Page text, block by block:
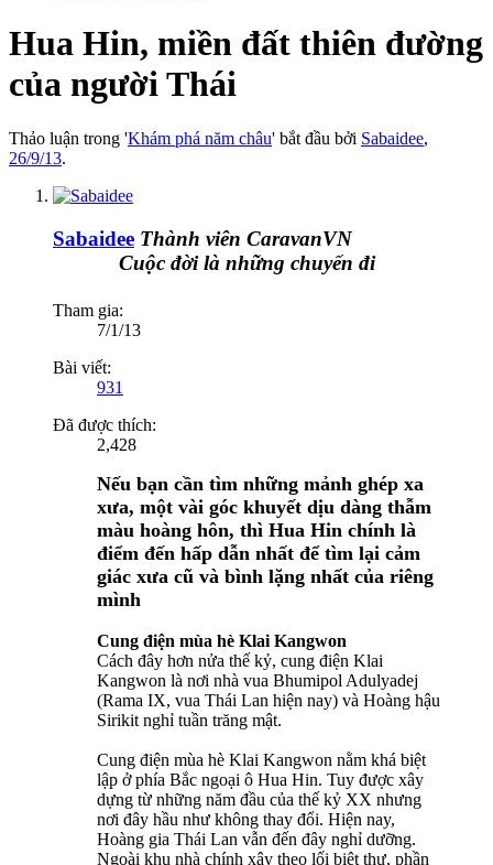
Hua Hin, miền đất thiên đường
của người Thái
Thảo luận trong 'Khám phá năm châu' bắt đầu bởi Sabaidee,
26/9/13.
Sabaidee Thành viên CaravanVN
Cuộc đời là những chuyến đi
Tham gia:
7/1/13
Bài viết:
931
Đã được thích:
2,428
Nếu bạn cần tìm những mảnh ghép xa
xưa, một vài góc khuyết dịu dàng thẫm
màu hoàng hôn, thì Hua Hin chính là
điểm đến hấp dẫn nhất để tìm lại cảm
giác xưa cũ và bình lặng nhất của riêng
mình
Cung điện mùa hè Klai Kangwon
Cách đây hơn nửa thế kỷ, cung điện Klai
Kangwon là nơi nhà vua Bhumipol Adulyadej
(Rama IX, vua Thái Lan hiện nay) và Hoàng hậu
Sirikit nghỉ tuần trăng mật.
Cung điện mùa hè Klai Kangwon nằm khá biệt
lập ở phía Bắc ngoại ô Hua Hin. Tuy được xây
dựng từ những năm đầu của thế kỷ XX nhưng
nơi đây hầu như không thay đổi. Hiện nay,
Hoàng gia Thái Lan vẫn đến đây nghỉ dưỡng.
Ngoài khu nhà chính xây theo lối biệt thự, phần